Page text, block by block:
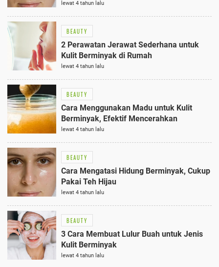
lewat 4 tahun lalu
BEAUTY
2 Perawatan Jerawat Sederhana untuk
Kulit Berminyak di Rumah
lewat 4 tahun lalu
BEAUTY
Cara Menggunakan Madu untuk Kulit
Berminyak, Efektif Mencerahkan
lewat 4 tahun lalu
BEAUTY
Cara Mengatasi Hidung Berminyak, Cukup
Pakai Teh Hijau
lewat 4 tahun lalu
BEAUTY
3 Cara Membuat Lulur Buah untuk Jenis
Kulit Berminyak
lewat 4 tahun lalu